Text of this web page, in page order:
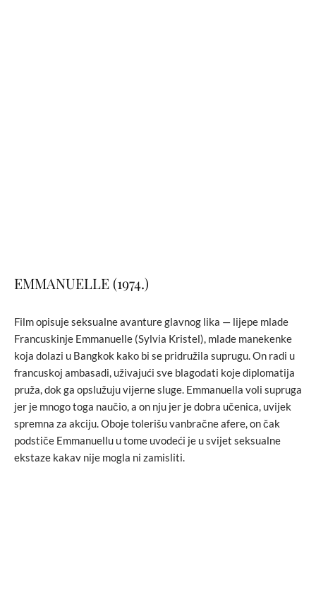
EMMANUELLE (1974.)
Film opisuje seksualne avanture glavnog lika — lijepe mlade
Francuskinje Emmanuelle (Sylvia Kristel), mlade manekenke
koja dolazi u Bangkok kako bi se pridružila suprugu. On radi u
francuskoj ambasadi, uživajući sve blagodati koje diplomatija
pruža, dok ga opslužuju vijerne sluge. Emmanuella voli supruga
jer je mnogo toga naučio, a on nju jer je dobra učenica, uvijek
spremna za akciju. Oboje tolerišu vanbračne afere, on čak
podstiče Emmanuellu u tome uvodeći je u svijet seksualne
ekstaze kakav nije mogla ni zamisliti.